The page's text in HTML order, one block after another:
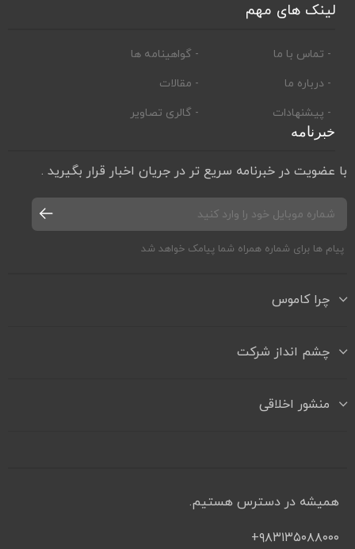
لینک های مهم
- تماس با ما
- درباره ما
- پیشنهادات
- گواهینامه ها
- مقالات
- گالری تصاویر
خبرنامه
با عضویت در خبرنامه سریع تر در جریان اخبار قرار بگیرید .
پیام ها برای شماره همراه شما پیامک خواهد شد
چرا کاموس
چشم انداز شرکت
منشور اخلاقی
همیشه در دسترس هستیم.
۹۸۳۱۳۵۰۸۸۰۰۰+